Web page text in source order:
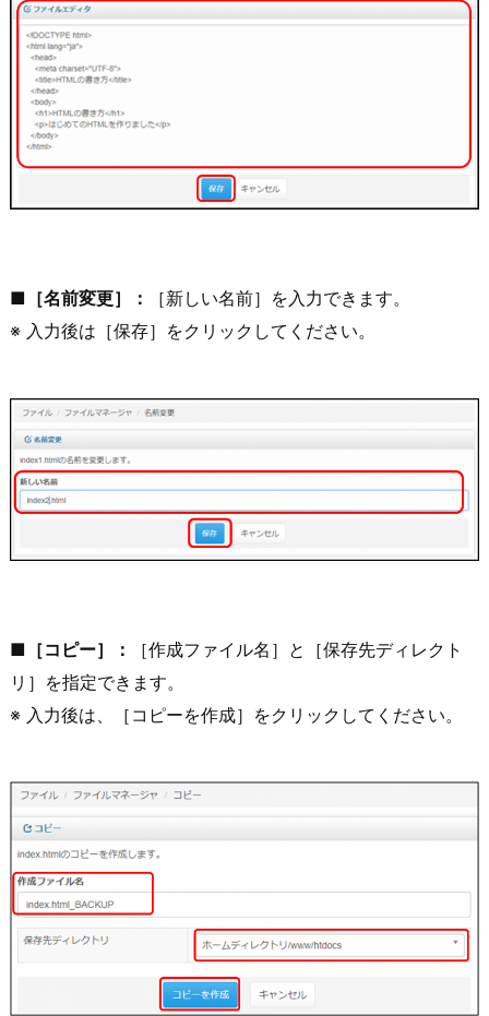
■［名前変更］：
［新しい名前］を入力できます。
※ 入力後は［保存］をクリックしてください。
■［コピー］：
［作成ファイル名］と［保存先ディレクト
リ］を指定できます。
※ 入力後は、［コピーを作成］をクリックしてください。